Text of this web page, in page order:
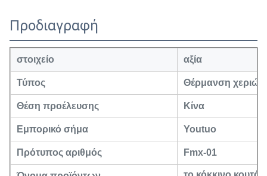
Προδιαγραφή
στοιχείο αξία
Τύπος Θέρμανση χεριών
Θέση προέλευσης Κίνα
Εμπορικό σήμα Youtuo
Πρότυπος αριθμός Fmx-01